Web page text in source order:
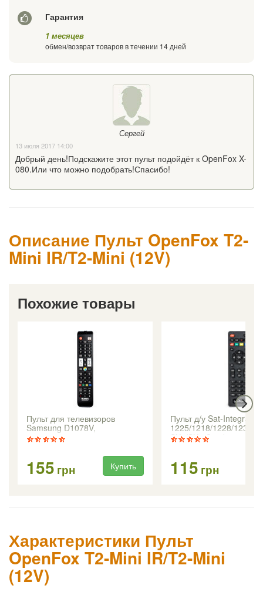
Гарантия
1 месяцев
обмен/возврат товаров в течении 14 дней
Сергей
13 июля 2017 14:00
Добрый день!Подскажите этот пульт подойдёт к OpenFox X-
080.Или что можно подобрать!Спасибо!
Описание Пульт OpenFox T2-
Mini IR/T2-Mini (12V)
Похожие товары
Пульт для телевизоров
Samsung D1078V,
универсальный
155 грн Купить
Пульт д/у Sat-Integral
1225/1218/1228/1237/
SX1/SX2 Combo
115 грн
Характеристики Пульт
OpenFox T2-Mini IR/T2-Mini
(12V)